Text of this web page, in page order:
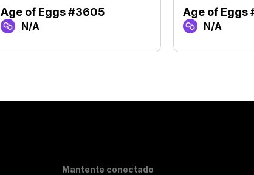
Age of Eggs #3605
N/A
Age of Eggs
N/A
Mantente conectado